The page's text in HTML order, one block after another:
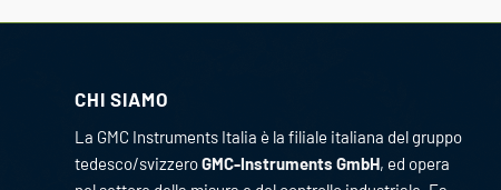
CHI SIAMO
La GMC Instruments Italia è la filiale italiana del gruppo
tedesco/svizzeroGMC-Instruments GmbH, ed opera